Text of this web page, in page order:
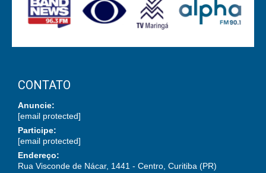
CONTATO
Anuncie:
[email protected]
Participe:
[email protected]
Endereço:
Rua Visconde de Nácar, 1441 - Centro, Curitiba (PR)